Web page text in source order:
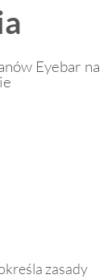
Eyebar na
zasady